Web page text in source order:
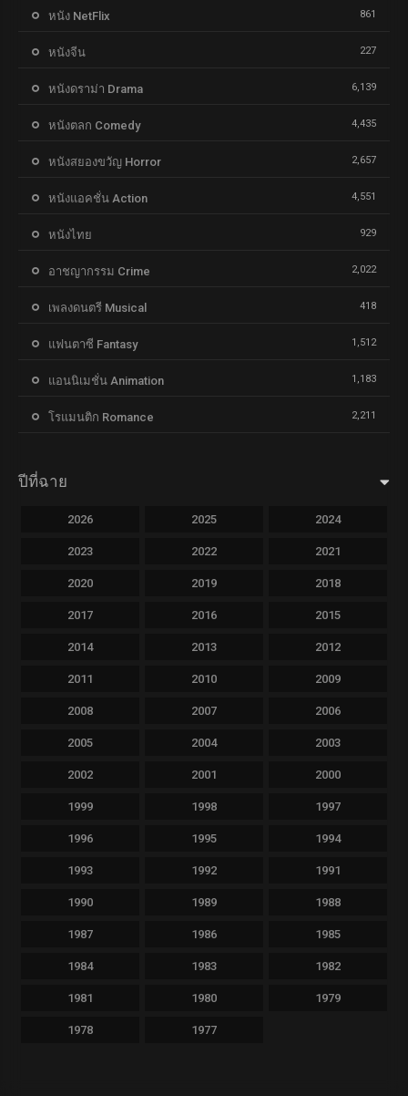
หนัง NetFlix 861
หนังจีน 227
หนังดราม่า Drama 6,139
หนังตลก Comedy 4,435
หนังสยองขวัญ Horror 2,657
หนังแอคชั่น Action 4,551
หนังไทย 929
อาชญากรรม Crime 2,022
เพลงดนตรี Musical 418
แฟนตาซี Fantasy 1,512
แอนนิเมชั่น Animation 1,183
โรแมนติก Romance 2,211
ปีที่ฉาย
2026 2025 2024
2023 2022 2021
2020 2019 2018
2017 2016 2015
2014 2013 2012
2011 2010 2009
2008 2007 2006
2005 2004 2003
2002 2001 2000
1999 1998 1997
1996 1995 1994
1993 1992 1991
1990 1989 1988
1987 1986 1985
1984 1983 1982
1981 1980 1979
1978 1977